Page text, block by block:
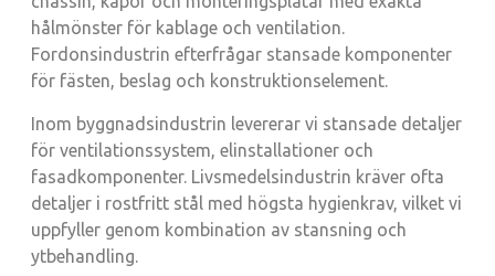
hålmönster för kablage och ventilation.
Fordonsindustrin efterfrågar stansade komponenter
för fästen, beslag och konstruktionselement.
Inom byggnadsindustrin levererar vi stansade detaljer
för ventilationssystem, elinstallationer och
fasadkomponenter. Livsmedelsindustrin kräver ofta
detaljer i rostfritt stål med högsta hygienkrav, vilket vi
uppfyller genom kombination av stansning och
ytbehandling.